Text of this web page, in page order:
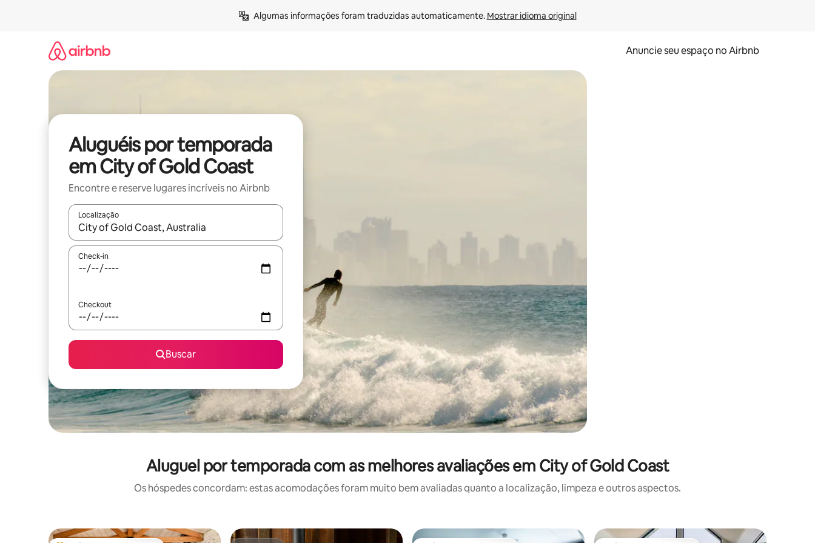
Algumas informações foram traduzidas automaticamente. Mostrar idioma original
Anuncie seu espaço no Airbnb
Aluguéis por temporada
em City of Gold Coast
Encontre e reserve lugares incríveis no Airbnb
Localização
Quando os resultados estiverem disponíveis, explore-os usando as seta para cima e para baixo do teclado ou tocando e deslizando o dedo na tela.
Check-in
Checkout
Buscar
Aluguel por temporada com as melhores avaliações em City of Gold Coast
Os hóspedes concordam: estas acomodações foram muito bem avaliadas quanto a localização, limpeza e outros aspectos.